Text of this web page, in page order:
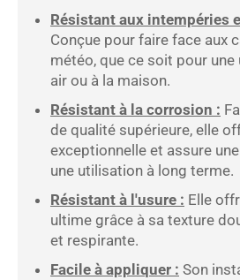
Résistant aux intempéries
Conçue pour faire face aux
météo, que ce soit pour
air ou à la maison.
Résistant à la corrosion :
de qualité supérieure, elle
exceptionnelle et assure
une utilisation à long terme.
Résistant à l'usure : Elle
ultime grâce à sa texture
et respirante.
Facile à appliquer : Son